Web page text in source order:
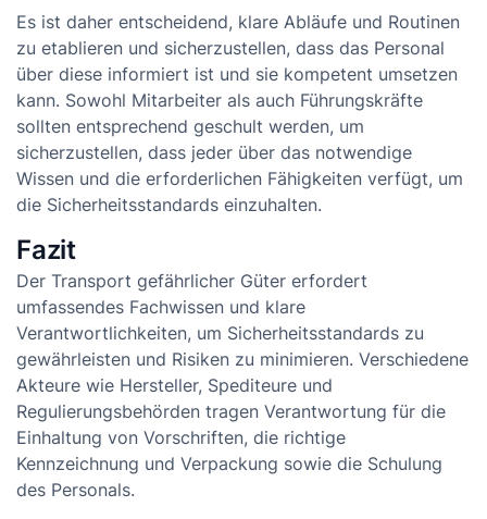
Es ist daher entscheidend, klare Abläufe und Routinen
zu etablieren und sicherzustellen, dass das Personal
über diese informiert ist und sie kompetent umsetzen
kann. Sowohl Mitarbeiter als auch Führungskräfte
sollten entsprechend geschult werden, um
sicherzustellen, dass jeder über das notwendige
Wissen und die erforderlichen Fähigkeiten verfügt, um
die Sicherheitsstandards einzuhalten.
Fazit
Der Transport gefährlicher Güter erfordert
umfassendes Fachwissen und klare
Verantwortlichkeiten, um Sicherheitsstandards zu
gewährleisten und Risiken zu minimieren. Verschiedene
Akteure wie Hersteller, Spediteure und
Regulierungsbehörden tragen Verantwortung für die
Einhaltung von Vorschriften, die richtige
Kennzeichnung und Verpackung sowie die Schulung
des Personals.